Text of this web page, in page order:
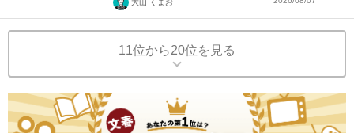
11位から20位を見る